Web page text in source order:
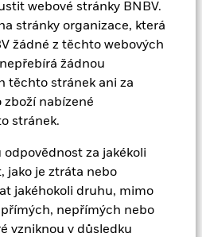
webové stránky BNBV.
stránky organizace, která
žádné z těchto webových
žádnou
těchto stránek ani za
zboží nabízené
stránek.
odpovědnost za jakékoli
jako je ztráta nebo
jakéhokoli druhu, mimo
nepřímých nebo
vzniknou v důsledku
ukazatelem
výsledků a neměla by
výběru produktu nebo
mezi měnami mohou
výrazné v případě fondu s
investice může náhle a
a základ zdanění se mohou